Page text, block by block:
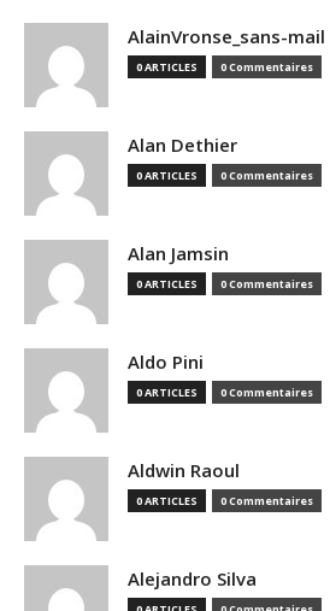
AlainVronse_sans-mail
0 ARTICLES 0 Commentaires
Alan Dethier
0 ARTICLES 0 Commentaires
Alan Jamsin
0 ARTICLES 0 Commentaires
Aldo Pini
0 ARTICLES 0 Commentaires
Aldwin Raoul
0 ARTICLES 0 Commentaires
Alejandro Silva